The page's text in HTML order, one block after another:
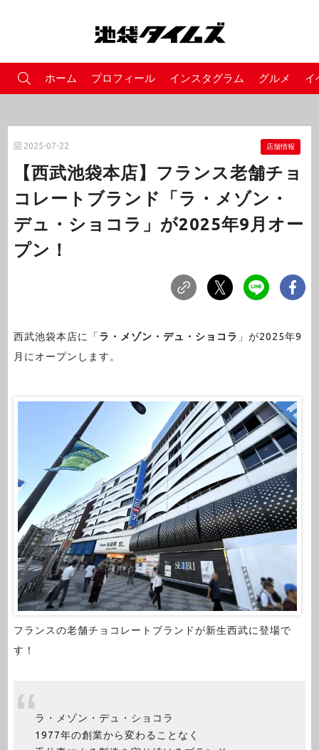
ホーム プロフィール インスタグラム グルメ イ
2025-07-22 店舗情報
【西武池袋本店】フランス老舗チョ
コレートブランド「ラ・メゾン・
デュ・ショコラ」が2025年9月オー
プン！
西武池袋本店に「 ラ・メゾン・デュ・ショコラ 」が2025年9
月にオープンします。
フランスの老舗チョコレートブランドが新生西武に登場で
す！
ラ・メゾン・デュ・ショコラ
1977年の創業から変わることなく